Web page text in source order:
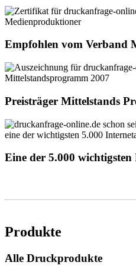
Empfohlen vom Verband
Preisträger Mittelstands
Eine der 5.000 wichtigsten
Produkte
Alle Druckprodukte